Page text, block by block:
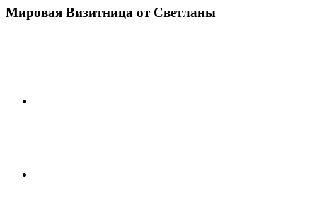
Мировая Визитница от Светланы